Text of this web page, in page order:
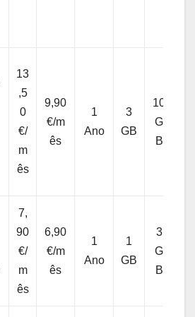
13
,5
0
€/
m
ês
9,90
€/m
ês
1
Ano
3
GB
10
G
B
7,
90
€/
m
ês
6,90
€/m
ês
1
Ano
1
GB
3
G
B